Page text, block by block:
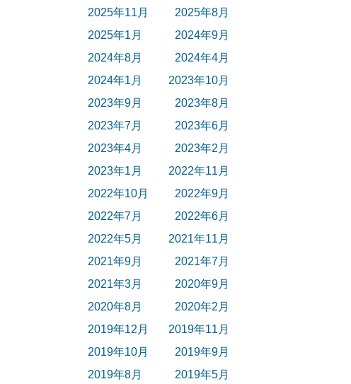
2025年11月
2025年8月
2025年1月
2024年9月
2024年8月
2024年4月
2024年1月
2023年10月
2023年9月
2023年8月
2023年7月
2023年6月
2023年4月
2023年2月
2023年1月
2022年11月
2022年10月
2022年9月
2022年7月
2022年6月
2022年5月
2021年11月
2021年9月
2021年7月
2021年3月
2020年9月
2020年8月
2020年2月
2019年12月
2019年11月
2019年10月
2019年9月
2019年8月
2019年5月